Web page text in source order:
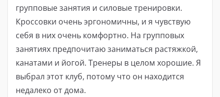
групповые занятия и силовые тренировки.
Кроссовки очень эргономичны, и я чувствую
себя в них очень комфортно. На групповых
занятиях предпочитаю заниматься растяжкой,
канатами и йогой. Тренеры в целом хорошие. Я
выбрал этот клуб, потому что он находится
недалеко от дома.